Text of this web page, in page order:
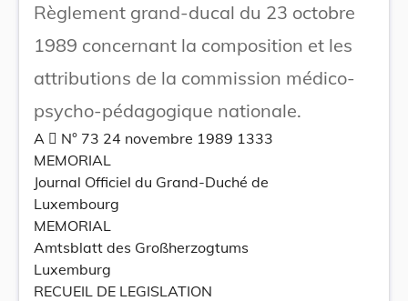
Règlement grand-ducal du 23 octobre
1989 concernant la composition et les
attributions de la commission médico-
psycho-pédagogique nationale.
A  N° 73 24 novembre 1989 1333
MEMORIAL
Journal Officiel du Grand-Duché de
Luxembourg
MEMORIAL
Amtsblatt des Großherzogtums
Luxemburg
RECUEIL DE LEGISLATION